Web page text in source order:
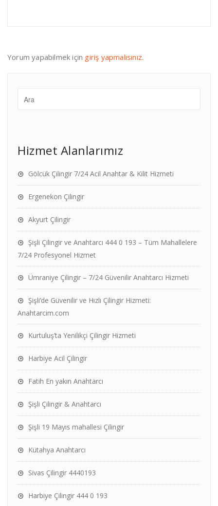
Yorum yapabilmek için giriş yapmalısınız.
Hizmet Alanlarımız
Gölcük Çilingir 7/24 Acil Anahtar & Kilit Hizmeti
Ergenekon Çilingir
Akyurt Çilingir
Şişli Çilingir ve Anahtarcı 444 0 193 – Tüm Mahallelere
7/24 Profesyonel Hizmet
Ümraniye Çilingir – 7/24 Güvenilir Anahtarcı Hizmeti
Şişli’de Güvenilir ve Hızlı Çilingir Hizmeti:
Anahtarcim.com
Kurtuluş’ta Yenilikçi Çilingir Hizmeti
Harbiye Acil Çilingir
Fatih En yakın Anahtarcı
Şişli Çilingir & Anahtarcı
Şişli 19 Mayıs mahallesi Çilingir
Kütahya Anahtarcı
Sivas Çilingir 4440193
Harbiye Çilingir 444 0 193